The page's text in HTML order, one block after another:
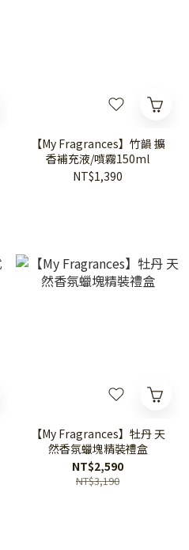
【My Fragrances】竹韻 擴
香補充液/噴霧150ml
NT$1,390
【My Fragrances】牡丹 天
然香氛蠟塊精裝禮盒
NT$2,590
NT$3,190